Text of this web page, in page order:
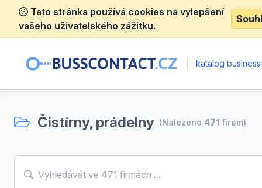
Tato stránka používá cookies na vylepšení
vašeho uživatelského zážitku.
katalog
Čistírny, prádelny (Nalezeno 471 firem)